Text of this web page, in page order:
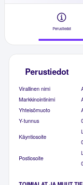
Perustiedot
Perustiedot
Virallinen nimi
Markkinointinimi
Yhteisömuoto
Y-tunnus
Käyntiosoite
Postiosoite